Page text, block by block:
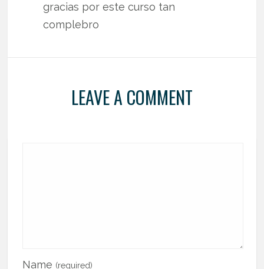
gracias por este curso tan
complebro
LEAVE A COMMENT
Name (required)